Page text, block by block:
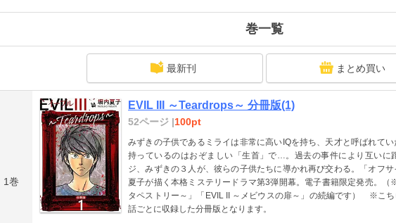
巻一覧
最新刊 まとめ買い
1巻
EVIL III ～Teardrops～ 分冊版(1)
52ページ |100pt
みずきの子供であるミライは非常に高いIQを持ち、天才と呼ばれて
持っているのはおぞましい「生首」で…。過去の事件により互いに
ジ、みずきの３人が、彼らの子供たちに導かれ再び交わる。「オフ
夏子が描く本格ミステリードラマ第3弾開幕。電子書籍限定発売。
タペストリー～」「EVIL II ～メビウスの扉～」の続編です） ※こち
話ごとに収録した分冊版となります。